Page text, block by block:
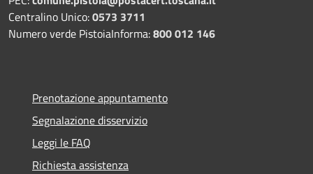
Centralino Unico:0573 3711
Numero verde PistoiaInforma:800 012 146
Prenotazione appuntamento
Segnalazione disservizio
Leggi le FAQ
Richiesta assistenza